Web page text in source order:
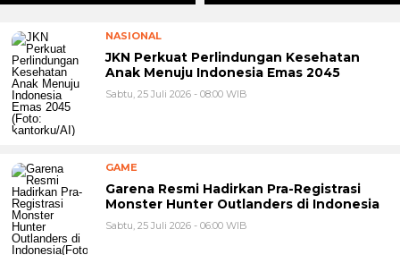
NASIONAL
JKN Perkuat Perlindungan Kesehatan
Anak Menuju Indonesia Emas 2045
Sabtu, 25 Juli 2026 - 08:00 WIB
GAME
Garena Resmi Hadirkan Pra-Registrasi
Monster Hunter Outlanders di Indonesia
Sabtu, 25 Juli 2026 - 06:00 WIB